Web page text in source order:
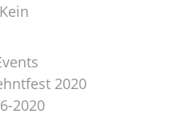
Kein
2020
2020